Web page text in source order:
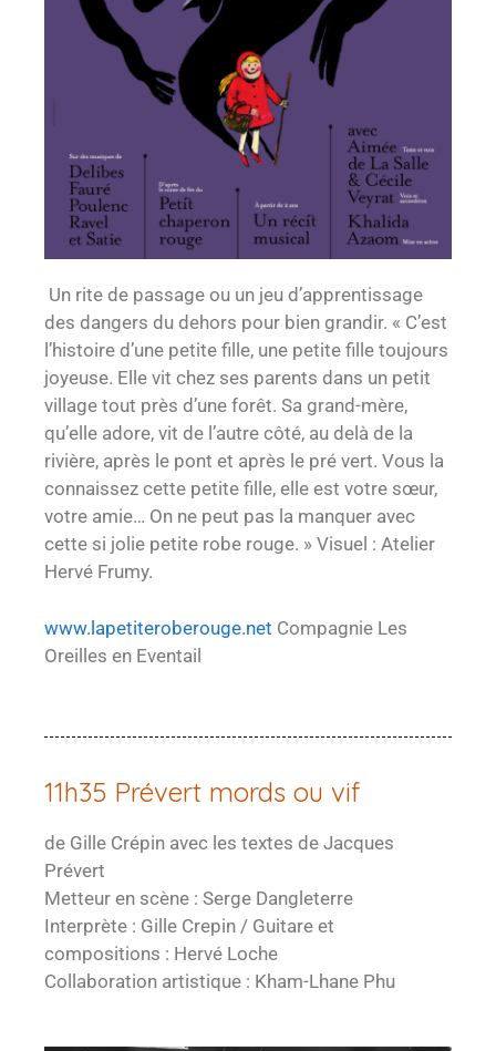
Un rite de passage ou un jeu d’apprentissage
des dangers du dehors pour bien grandir. « C’est
l’histoire d’une petite fille, une petite fille toujours
joyeuse. Elle vit chez ses parents dans un petit
village tout près d’une forêt. Sa grand-mère,
qu’elle adore, vit de l’autre côté, au delà de la
rivière, après le pont et après le pré vert. Vous la
connaissez cette petite fille, elle est votre sœur,
votre amie… On ne peut pas la manquer avec
cette si jolie petite robe rouge. » Visuel : Atelier
Hervé Frumy.
www.lapetiteroberouge.net Compagnie Les
Oreilles en Eventail
11h35 Prévert mords ou vif
de Gille Crépin avec les textes de Jacques
Prévert
Metteur en scène : Serge Dangleterre
Interprète : Gille Crepin / Guitare et
compositions : Hervé Loche
Collaboration artistique : Kham-Lhane Phu